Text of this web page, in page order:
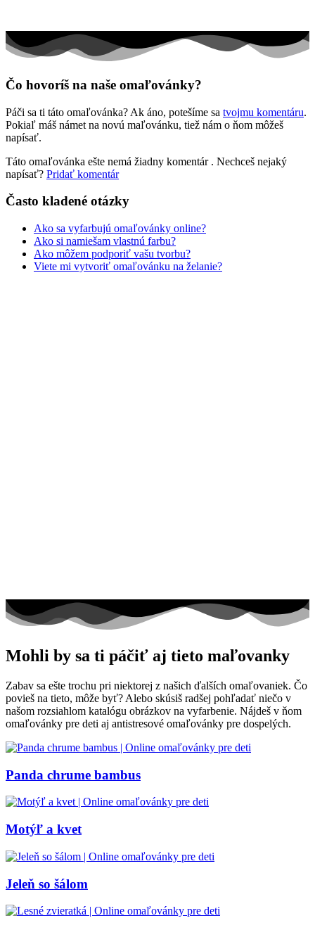
Zima a Vianoce
Nezaradené
Čo hovoríš na naše omaľovánky?
Páči sa ti táto omaľovánka? Ak áno, potešíme sa tvojmu komentáru.
Pokiaľ máš námet na novú maľovánku, tiež nám o ňom môžeš
napísať.
Táto omaľovánka ešte nemá žiadny komentár . Nechceš nejaký
napísať? Pridať komentár
Často kladené otázky
Ako sa vyfarbujú omaľovánky online?
Ako si namiešam vlastnú farbu?
Ako môžem podporiť vašu tvorbu?
Viete mi vytvoriť omaľovánku na želanie?
Mohli by sa ti páčiť aj tieto maľovanky
Zabav sa ešte trochu pri niektorej z našich ďalších omaľovaniek. Čo
povieš na tieto, môže byť? Alebo skúsiš radšej pohľadať niečo v
našom rozsiahlom katalógu obrázkov na vyfarbenie. Nájdeš v ňom
omaľovánky pre deti aj antistresové omaľovánky pre dospelých.
Panda chrume bambus
Motýľ a kvet
Jeleň so šálom